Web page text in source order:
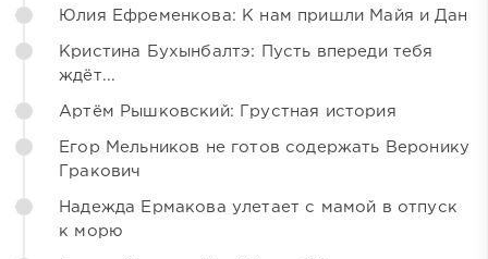
Юлия Ефременкова: К нам пришли Майя и Дан
Кристина Бухынбалтэ: Пусть впереди тебя
ждёт...
Артём Рышковский: Грустная история
Егор Мельников не готов содержать Веронику
Гракович
Надежда Ермакова улетает с мамой в отпуск
к морю